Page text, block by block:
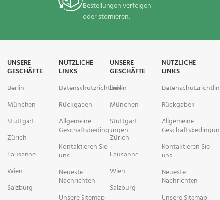
Bestellungen verfolgen
oder stornieren.
UNSERE
GESCHÄFTE
Berlin
München
Stuttgart
Zürich
Lausanne
Wien
Salzburg
NÜTZLICHE
LINKS
Datenschutzrichtlinie
Rückgaben
Allgemeine
Geschäftsbedingungen
Kontaktieren Sie
uns
Neueste
Nachrichten
UNSERE
GESCHÄFTE
Berlin
München
Stuttgart
Zürich
Lausanne
Wien
Salzburg
NÜTZLICHE
LINKS
Rückgaben
Allgemeine
Kontaktieren Sie
uns
Neueste
Nachrichten